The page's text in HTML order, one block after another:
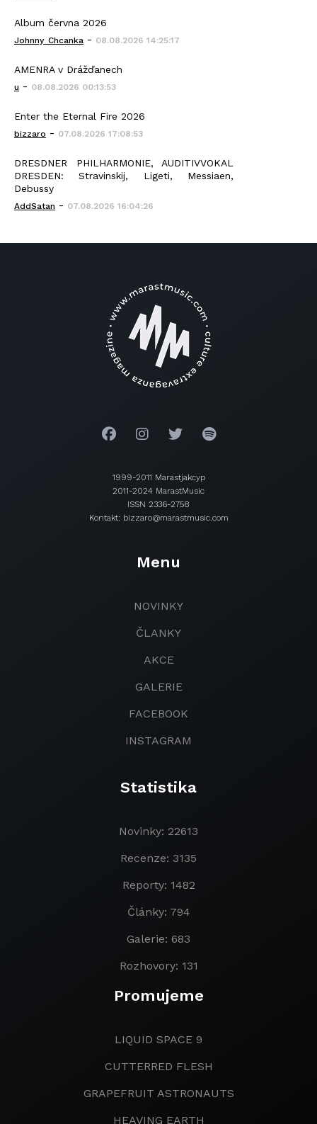
Album června 2026
Johnny_Chcanka - 08.08.2026 14:25:17
AMENRA v Drážďanech
u - 08.08.2026 00:13:53
Enter the Eternal Fire 2026
bizzaro - 07.08.2026 17:08:53
DRESDNER PHILHARMONIE, AUDITIVVOKAL
DRESDEN: Stravinskij, Ligeti, Messiaen,
Debussy
AddSatan - 07.08.2026 16:04:26
1999-2011 Marastjakcyp
2011-2024 MarastMusic
ISSN 2336-2758
Kontakt: bizzaro@marastmusic.com
Menu
NOVINKY
ČLANKY
AKCE
GALERIE
FACEBOOK
INSTAGRAM
Statistika
Novinky: 22613
Recenze: 3135
Reporty: 1482
Články: 794
Galerie: 683
Rozhovory: 131
Promujeme
LIQUID SPACE 9
CUTTERRED FLESH
GRAPEFRUIT ASTRONAUTS
HEAVING EARTH